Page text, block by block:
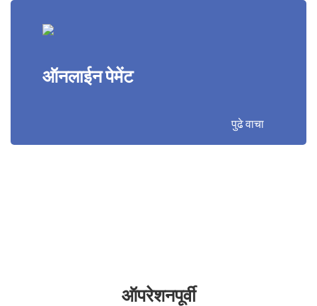
ऑनलाईन पेमेंट
पुढे वाचा
ऑपरेशनपूर्वी